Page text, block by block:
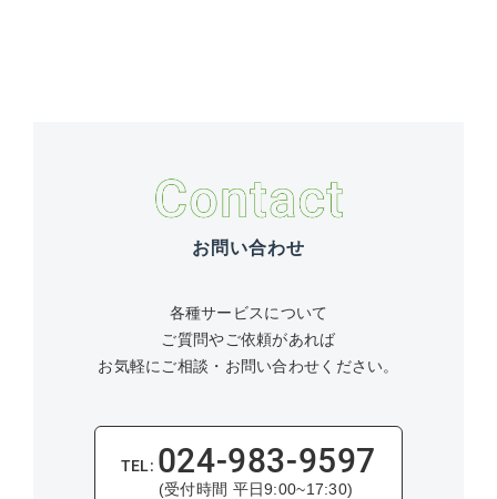
お問い合わせ
各種サービスについて
ご質問やご依頼があれば
お気軽にご相談・お問い合わせください。
024-983-9597
(受付時間 平日9:00~17:30)